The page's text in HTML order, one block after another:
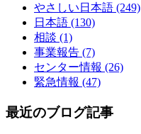
やさしい日本語 (249)
日本語 (130)
相談 (1)
事業報告 (7)
センター情報 (26)
緊急情報 (47)
最近のブログ記事